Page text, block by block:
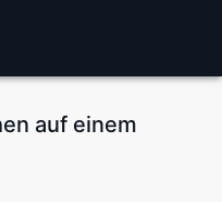
auf einem